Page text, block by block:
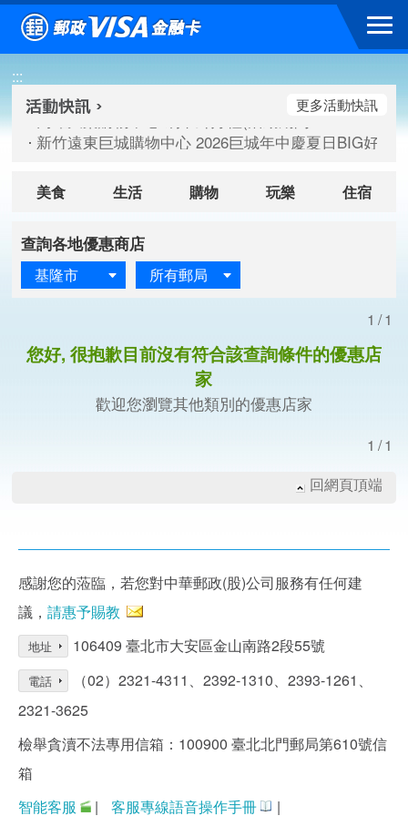
跳到主要內容區塊
:::
高雄大樂購物中心 刷卡郵好禮(活動期間：115/08/07-
臺北三創生活 有點東西第2波 刷卡郵好禮(活動期間：
高雄大樂購物中心 刷卡郵好禮(活動期間：115/08/07-
新竹遠東巨城購物中心 2026巨城年中慶夏日BIG好刷(
更多活動快訊
美食 生活 購物 玩樂 住宿
查詢各地優惠商店
基隆市 所有郵局
1/1
您好, 很抱歉目前沒有符合該查詢條件的優惠店
家
歡迎您瀏覽其他類別的優惠店家
1/1
回網頁頂端
感謝您的蒞臨，若您對中華郵政(股)公司服務有任何建
議， 請惠予賜教
地址 106409 臺北市大安區金山南路2段55號
電話
（02）2321-4311、2392-1310、2393-1261、
2321-3625
檢舉貪瀆不法專用信箱：100900 臺北北門郵局第610號信
箱
智能客服
| 客服專線語音操作手冊 |